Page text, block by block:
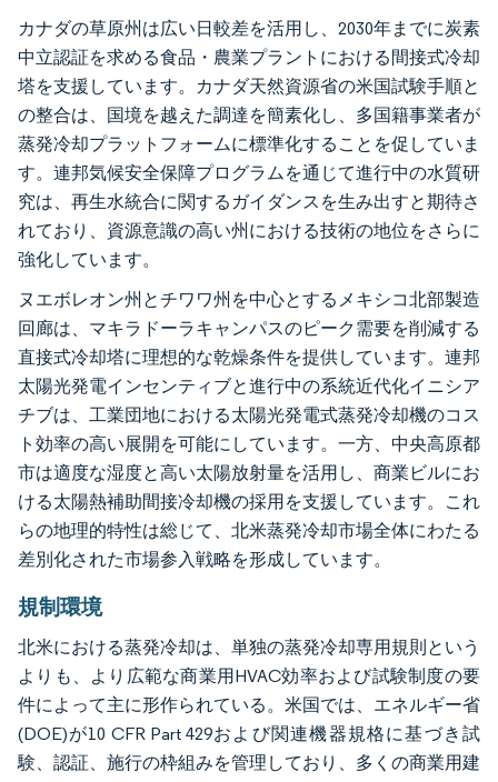
カナダの草原州は広い日較差を活用し、2030年までに炭素
中立認証を求める食品・農業プラントにおける間接式冷却
塔を支援しています。カナダ天然資源省の米国試験手順と
の整合は、国境を越えた調達を簡素化し、多国籍事業者が
蒸発冷却プラットフォームに標準化することを促していま
す。連邦気候安全保障プログラムを通じて進行中の水質研
究は、再生水統合に関するガイダンスを生み出すと期待さ
れており、資源意識の高い州における技術の地位をさらに
強化しています。
ヌエボレオン州とチワワ州を中心とするメキシコ北部製造
回廊は、マキラドーラキャンパスのピーク需要を削減する
直接式冷却塔に理想的な乾燥条件を提供しています。連邦
太陽光発電インセンティブと進行中の系統近代化イニシア
チブは、工業団地における太陽光発電式蒸発冷却機のコス
ト効率の高い展開を可能にしています。一方、中央高原都
市は適度な湿度と高い太陽放射量を活用し、商業ビルにお
ける太陽熱補助間接冷却機の採用を支援しています。これ
らの地理的特性は総じて、北米蒸発冷却市場全体にわたる
差別化された市場参入戦略を形成しています。
規制環境
北米における蒸発冷却は、単独の蒸発冷却専用規則という
よりも、より広範な商業用HVAC効率および試験制度の要
件によって主に形作られている。米国では、エネルギー省
(DOE)が10 CFR Part 429および関連機器規格に基づき試
験、認証、施行の枠組みを管理しており、多くの商業用建